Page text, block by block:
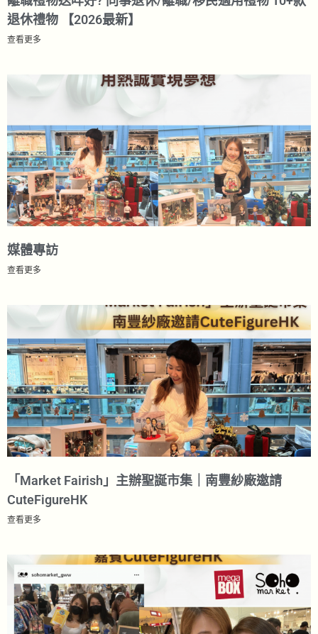
退休禮物 【2026最新】
查看更多
媒體專訪
查看更多
「Market Fairish」主辦聖誕市集｜南豐紗廠邀請
CuteFigureHK​
查看更多